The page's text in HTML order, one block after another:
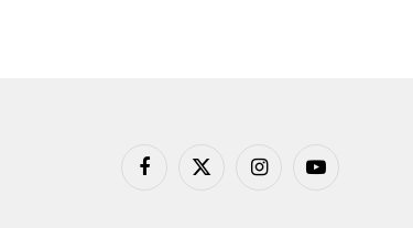
Facebook
X
InstagramYouTube